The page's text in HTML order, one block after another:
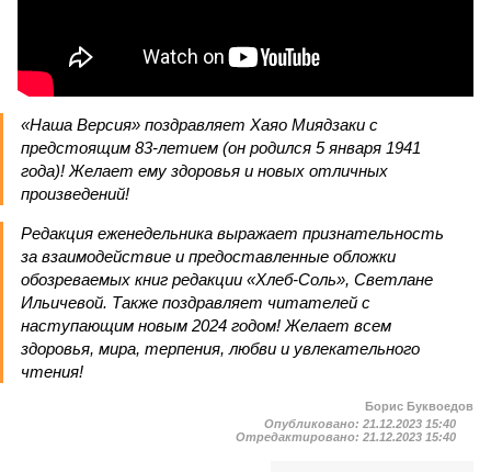
«Наша Версия» поздравляет Хаяо Миядзаки с
предстоящим 83-летием (он родился 5 января 1941
года)! Желает ему здоровья и новых отличных
произведений!
Редакция еженедельника выражает признательность
за взаимодействие и предоставленные обложки
обозреваемых книг редакции «Хлеб-Соль», Светлане
Ильичевой. Также поздравляет читателей с
наступающим новым 2024 годом! Желает всем
здоровья, мира, терпения, любви и увлекательного
чтения!
Борис Буквоедов
Опубликовано: 21.12.2023 15:40
Отредактировано: 21.12.2023 15:40